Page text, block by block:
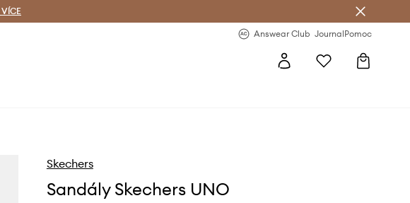
VÍCE
Answear Club JournalPomoc
Skechers
Sandály Skechers UNO